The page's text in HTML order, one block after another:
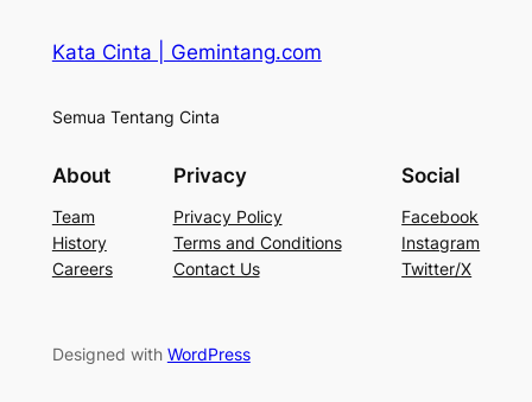
Kata Cinta | Gemintang.com
Semua Tentang Cinta
About
Team
History
Careers
Privacy
Privacy Policy
Terms and Conditions
Contact Us
Social
Facebook
Instagram
Twitter/X
Designed with WordPress